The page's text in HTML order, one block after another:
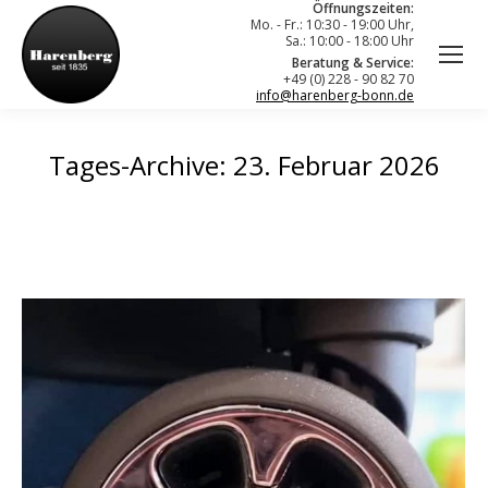
Öffnungszeiten:
Mo. - Fr.: 10:30 - 19:00 Uhr,
Sa.: 10:00 - 18:00 Uhr
Beratung & Service:
+49 (0) 228 - 90 82 70
info@harenberg-bonn.de
Tages-Archive: 23. Februar 2026